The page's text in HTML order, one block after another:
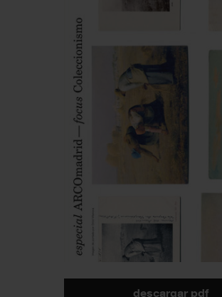
descargar pdf